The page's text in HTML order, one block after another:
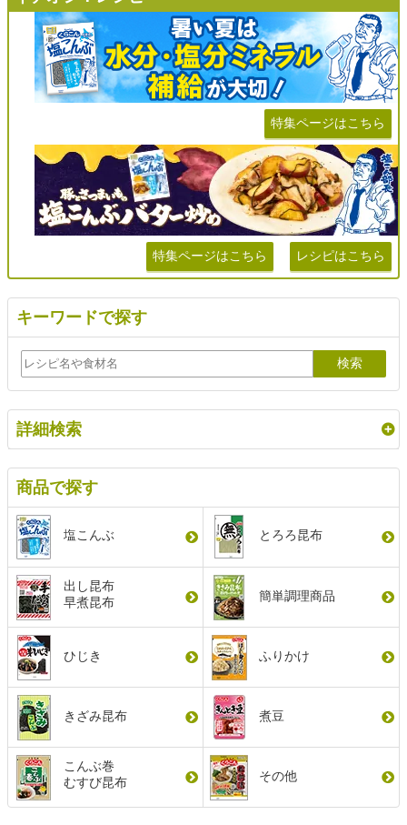
特集ページはこちら
特集ページはこちら レシピはこちら
キーワードで探す
詳細検索
商品で探す
塩こんぶ とろろ昆布
出し昆布
早煮昆布
簡単調理商品
ひじき ふりかけ
きざみ昆布 煮豆
こんぶ巻
むすび昆布
その他